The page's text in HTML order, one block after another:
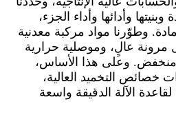
وأدائها وأداء الجزء،
وطوّرنا مواد مركبة معدنية
مرونة عالٍ، وموصلية حرارية
وعلى هذا الأساس،
خصائص التخميد العالية،
الآلة الدقيقة واسعة